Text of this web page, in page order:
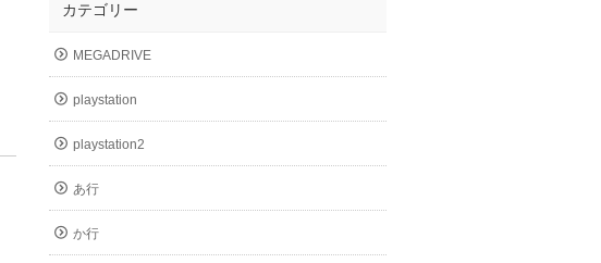
カテゴリー
MEGADRIVE
playstation
playstation2
あ行
か行